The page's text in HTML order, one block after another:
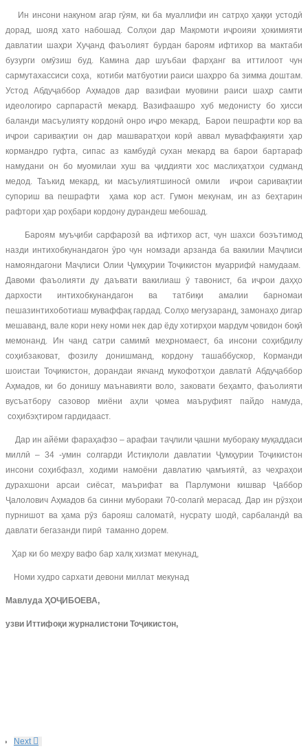
Ин инсони накуном агар гӯям, ки ба муаллифи ин сатрҳо ҳаққи устодӣ
дорад, шояд хато набошад. Солҳои дар Мақомоти иҷроияи ҳокимияти
давлатии шаҳри Хуҷанд фаъолият бурдан бароям ифтихор ва мактаби
бузурги омӯзиш буд. Камина дар шуъбаи фарҳанг ва иттилоот чун
сармутахассиси соҳа, котиби матбуотии раиси шаҳрро ба зимма доштам.
Устод Абдуҷаббор Аҳмадов дар вазифаи муовини раиси шаҳр самти
идеологиро сарпарастӣ мекард. Вазифаашро хуб медонисту бо ҳисси
баланди масъулияту кордонӣ онро иҷро мекард, Барои пешрафти кор ва
иҷрои саривақтии он дар машваратҳои корӣ аввал муваффақияти ҳар
кормандро гуфта, сипас аз камбудӣ сухан мекард ва барои бартараф
намудани он бо муомилаи хуш ва ҷиддияти хос маслиҳатҳои судманд
медод. Таъкид мекард, ки масъулиятшиносӣ омили иҷрои саривақтии
супориш ва пешрафти ҳама кор аст. Гумон мекунам, ин аз беҳтарин
рафтори ҳар роҳбари кордону дурандеш мебошад.
Бароям муъҷиби сарфарозӣ ва ифтихор аст, чун шахси боэътимод
назди интихобкунандагон ӯро чун номзади арзанда ба вакилии Маҷлиси
намояндагони Маҷлиси Олии Ҷумҳурии Тоҷикистон муаррифӣ намудаам.
Давоми фаъолияти ду даъвати вакилиаш ӯ тавонист, ба иҷрои даҳҳо
дархости интихобкунандагон ва татбиқи амалии барномаи
пешазинтихоботиаш муваффақ гардад. Солҳо мегузаранд, замонаҳо дигар
мешаванд, вале кори неку номи нек дар ёду хотирҳои мардум ҷовидон боқӣ
мемонанд. Ин чанд сатри самимӣ меҳрномаест, ба инсони соҳибдилу
соҳибзаковат, фозилу донишманд, кордону ташаббускор, Корманди
шоистаи Тоҷикистон, дорандаи якчанд мукофотҳои давлатӣ Абдуҷаббор
Аҳмадов, ки бо донишу маънавияти воло, заковати беҳамто, фаъолияти
вусъатбору сазовор миёни аҳли ҷомеа маъруфият пайдо намуда,
соҳибэҳтиром гардидааст.
Дар ин айёми фараҳафзо – арафаи таҷлили ҷашни мубораку муқаддаси
миллӣ – 34 -умин солгарди Истиқлоли давлатии Ҷумҳурии Тоҷикистон
инсони соҳибфазл, ходими намоёни давлатию ҷамъиятӣ, аз чеҳраҳои
дурахшони арсаи сиёсат, маърифат ва Парлумони кишвар Ҷаббор
Ҷалолович Аҳмадов ба синни мубораки 70-солагӣ мерасад. Дар ин рӯзҳои
пурнишот ва ҳама рӯз барояш саломатӣ, нусрату шодӣ, сарбаландӣ ва
давлати бегазанди пирӣ таманно дорем.
Ҳар ки бо меҳру вафо бар халқ хизмат мекунад,
Номи худро сархати девони миллат мекунад
Мавлуда ҲОҶИБОЕВА,
узви Иттифоқи журналистони Тоҷикистон,
Next